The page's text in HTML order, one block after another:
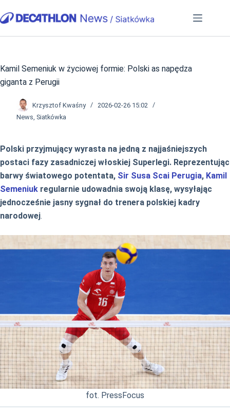
do
Kamil Semeniuk w życiowej formie: Polski as napędza
giganta z Perugii
Krzysztof Kwaśny
2026-02-26 15:02
News, Siatkówka
Polski przyjmujący wyrasta na jedną z najjaśniejszych
postaci fazy zasadniczej włoskiej Superlegi. Reprezentując
barwy światowego potentata, Sir Susa Scai Perugia, Kamil
Semeniuk regularnie udowadnia swoją klasę, wysyłając
jednocześnie jasny sygnał do trenera polskiej kadry
narodowej.
fot. PressFocus